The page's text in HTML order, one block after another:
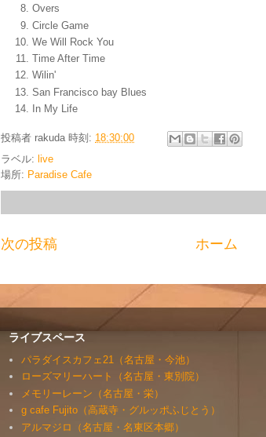
Overs
Circle Game
We Will Rock You
Time After Time
Wilin'
San Francisco bay Blues
In My Life
投稿者 rakuda 時刻: 18:30:00
ラベル: live
場所: Paradise Cafe
次の投稿 ホーム
ライブスペース
パラダイスカフェ21（名古屋・今池）
ローズマリーハート（名古屋・東別院）
メモリーレーン（名古屋・栄）
g cafe Fujito（高蔵寺・グルッポふじとう）
アルマジロ（名古屋・名東区本郷）